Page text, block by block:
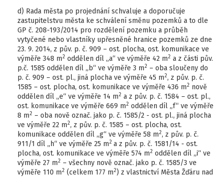
d) Rada města po projednání schvaluje a doporučuje
zastupitelstvu města ke schválení směnu pozemků a to dle
GP č. 208-193/2014 pro rozdělení pozemku a průběh
vytyčené nebo vlastníky upřesněné hranice pozemků ze dne
23. 9. 2014, z pův. p. č. 909 – ost. plocha, ost. komunikace ve
výměře 348 m2 oddělen díl „a“ ve výměře 42 m2 a z části pův.
p.č. 1585 oddělen díl „b“ ve výměře 3 m2 – oba sloučeny do
p. č. 909 – ost. pl., jiná plocha ve výměře 45 m2, z pův. p. č.
1585 – ost. plocha, ost. komunikace ve výměře 436 m2 nově
oddělen díl „e“ ve výměře 14 m2 a z pův. p. č. 1584 – ost. pl.,
ost. komunikace ve výměře 669 m2 oddělen díl „f“ ve výměře
8 m2 – oba nově označ. jako p. č. 1585/2 - ost. pl., jiná plocha
ve výměře 22 m2, z pův. p. č. 1585 – ost. plocha, ost.
komunikace oddělen díl „g“ ve výměře 58 m2, z pův. p. č.
911/1 díl „h“ ve výměře 25 m2 a z pův. p. č. 1581/14 - ost.
plocha, ost. komunikace ve výměře 574 m2 oddělen díl „i“ ve
výměře 27 m2 – všechny nově označ. jako p. č. 1585/3 ve
výměře 110 m2 (celkem 177 m2) z vlastnictví Města Žďáru nad